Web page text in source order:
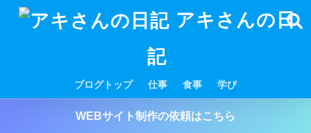
アキさんの日
記
ブログトップ 仕事 食事 学び
WEBサイト制作の依頼はこちら